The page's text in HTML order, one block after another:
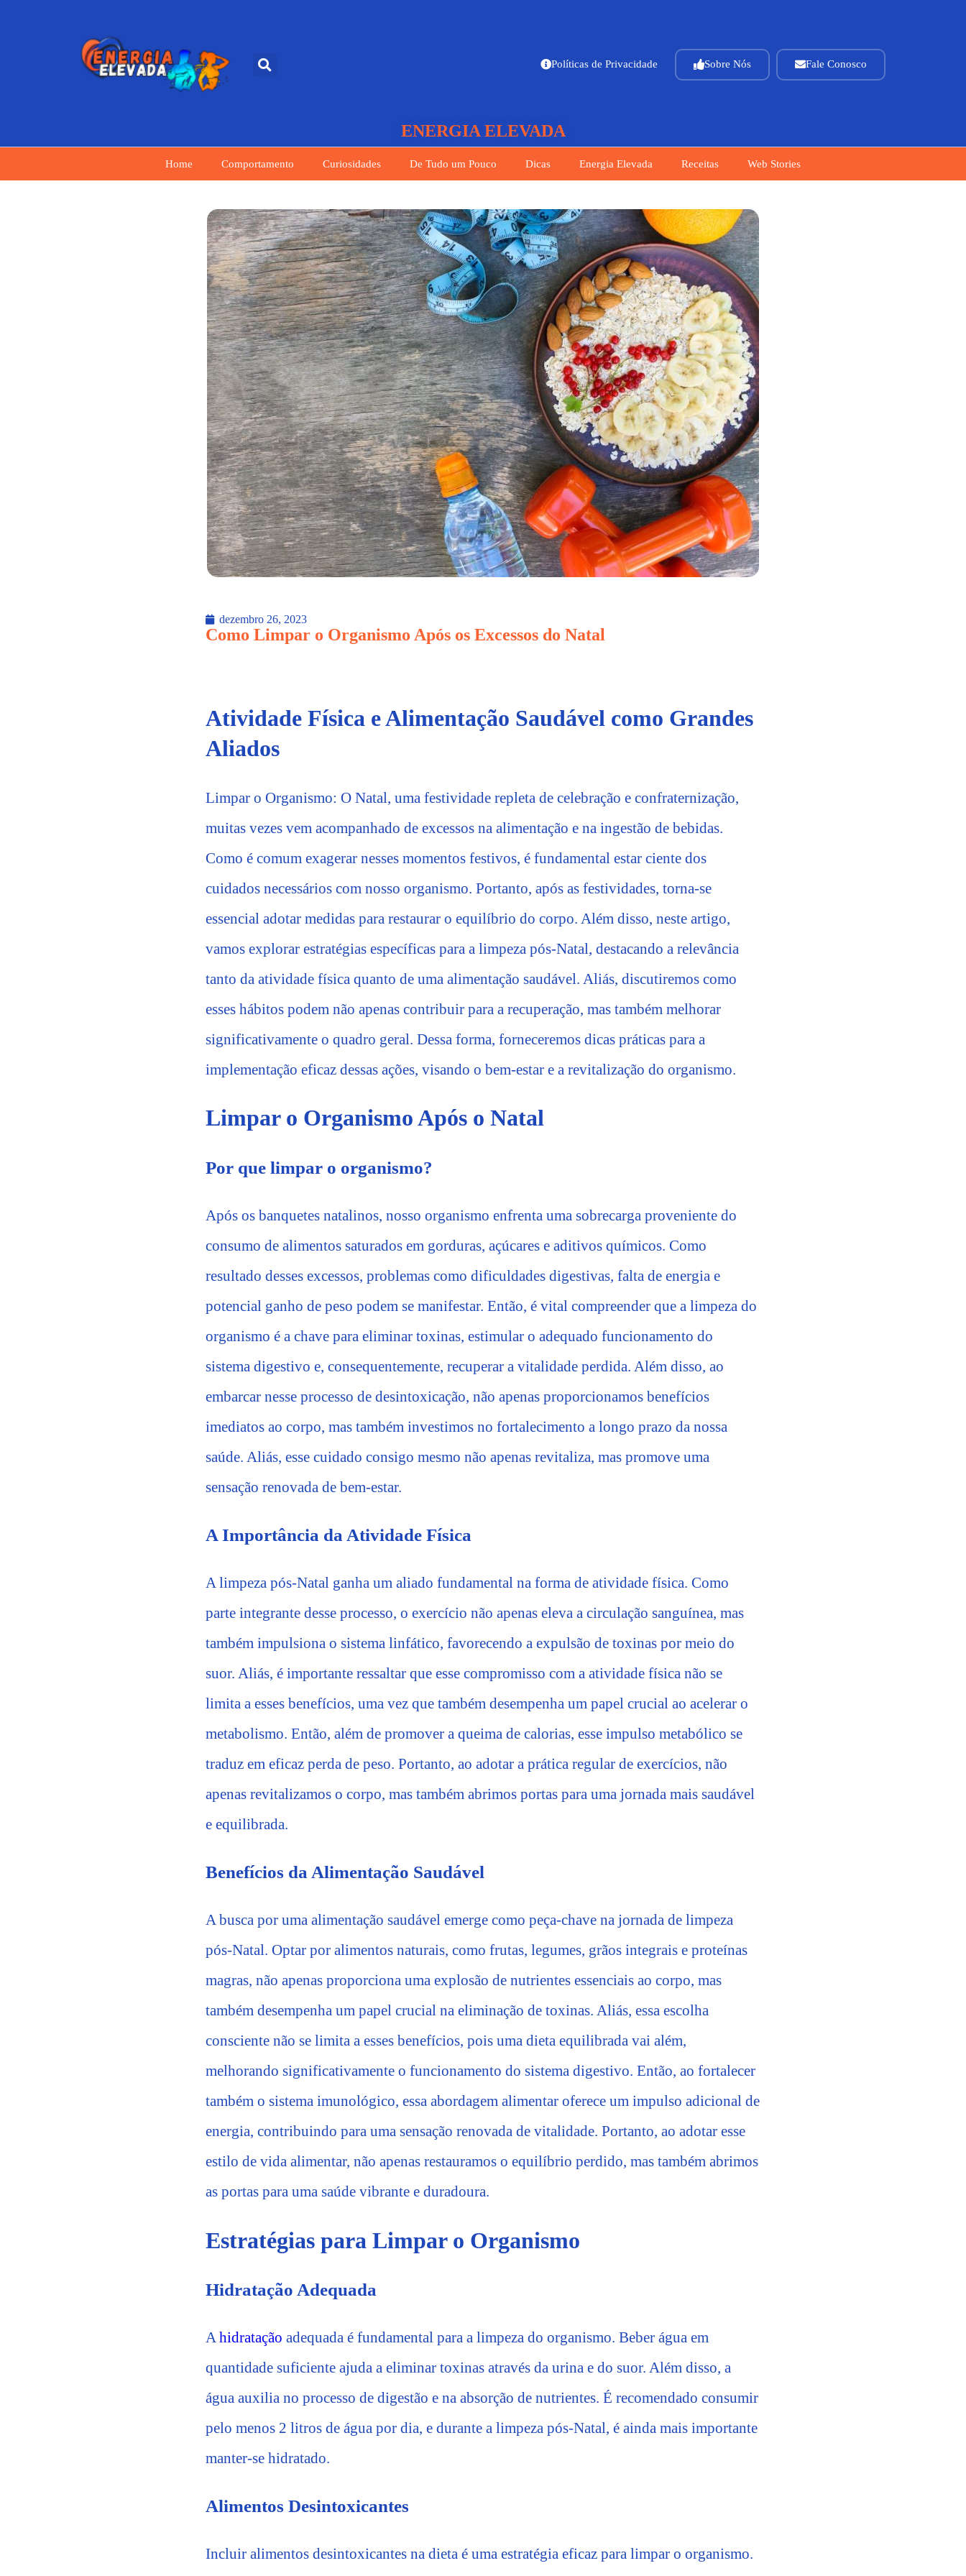
Políticas de Privacidade Sobre Nós Fale Conosco
ENERGIA ELEVADA
Home Comportamento Curiosidades De Tudo um Pouco Dicas Energia Elevada Receitas Web Stories
dezembro 26, 2023
Como Limpar o Organismo Após os Excessos do Natal
Atividade Física e Alimentação Saudável como Grandes
Aliados
Limpar o Organismo: O Natal, uma festividade repleta de celebração e confraternização,
muitas vezes vem acompanhado de excessos na alimentação e na ingestão de bebidas.
Como é comum exagerar nesses momentos festivos, é fundamental estar ciente dos
cuidados necessários com nosso organismo. Portanto, após as festividades, torna-se
essencial adotar medidas para restaurar o equilíbrio do corpo. Além disso, neste artigo,
vamos explorar estratégias específicas para a limpeza pós-Natal, destacando a relevância
tanto da atividade física quanto de uma alimentação saudável. Aliás, discutiremos como
esses hábitos podem não apenas contribuir para a recuperação, mas também melhorar
significativamente o quadro geral. Dessa forma, forneceremos dicas práticas para a
implementação eficaz dessas ações, visando o bem-estar e a revitalização do organismo.
Limpar o Organismo Após o Natal
Por que limpar o organismo?
Após os banquetes natalinos, nosso organismo enfrenta uma sobrecarga proveniente do
consumo de alimentos saturados em gorduras, açúcares e aditivos químicos. Como
resultado desses excessos, problemas como dificuldades digestivas, falta de energia e
potencial ganho de peso podem se manifestar. Então, é vital compreender que a limpeza do
organismo é a chave para eliminar toxinas, estimular o adequado funcionamento do
sistema digestivo e, consequentemente, recuperar a vitalidade perdida. Além disso, ao
embarcar nesse processo de desintoxicação, não apenas proporcionamos benefícios
imediatos ao corpo, mas também investimos no fortalecimento a longo prazo da nossa
saúde. Aliás, esse cuidado consigo mesmo não apenas revitaliza, mas promove uma
sensação renovada de bem-estar.
A Importância da Atividade Física
A limpeza pós-Natal ganha um aliado fundamental na forma de atividade física. Como
parte integrante desse processo, o exercício não apenas eleva a circulação sanguínea, mas
também impulsiona o sistema linfático, favorecendo a expulsão de toxinas por meio do
suor. Aliás, é importante ressaltar que esse compromisso com a atividade física não se
limita a esses benefícios, uma vez que também desempenha um papel crucial ao acelerar o
metabolismo. Então, além de promover a queima de calorias, esse impulso metabólico se
traduz em eficaz perda de peso. Portanto, ao adotar a prática regular de exercícios, não
apenas revitalizamos o corpo, mas também abrimos portas para uma jornada mais saudável
e equilibrada.
Benefícios da Alimentação Saudável
A busca por uma alimentação saudável emerge como peça-chave na jornada de limpeza
pós-Natal. Optar por alimentos naturais, como frutas, legumes, grãos integrais e proteínas
magras, não apenas proporciona uma explosão de nutrientes essenciais ao corpo, mas
também desempenha um papel crucial na eliminação de toxinas. Aliás, essa escolha
consciente não se limita a esses benefícios, pois uma dieta equilibrada vai além,
melhorando significativamente o funcionamento do sistema digestivo. Então, ao fortalecer
também o sistema imunológico, essa abordagem alimentar oferece um impulso adicional de
energia, contribuindo para uma sensação renovada de vitalidade. Portanto, ao adotar esse
estilo de vida alimentar, não apenas restauramos o equilíbrio perdido, mas também abrimos
as portas para uma saúde vibrante e duradoura.
Estratégias para Limpar o Organismo
Hidratação Adequada
Ahidratação adequada é fundamental para a limpeza do organismo. Beber água em
quantidade suficiente ajuda a eliminar toxinas através da urina e do suor. Além disso, a
água auxilia no processo de digestão e na absorção de nutrientes. É recomendado consumir
pelo menos 2 litros de água por dia, e durante a limpeza pós-Natal, é ainda mais importante
manter-se hidratado.
Alimentos Desintoxicantes
Incluir alimentos desintoxicantes na dieta é uma estratégia eficaz para limpar o organismo.